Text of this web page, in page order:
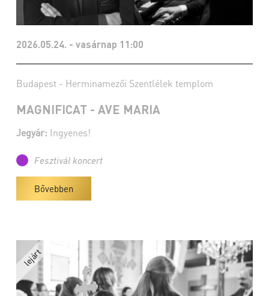
2026.05.24. - vasárnap 11:00
Budapest - Herminamezői Szentlélek templom
MAGNIFICAT - AVE MARIA
Jegyár: Ingyenes!
Fesztivál koncert
Bővebben